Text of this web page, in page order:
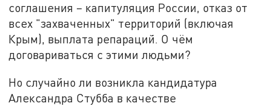
соглашения – капитуляция России, отказ от
всех "захваченных" территорий (включая
Крым), выплата репараций. О чём
договариваться с этими людьми?
Но случайно ли возникла кандидатура
Александра Стубба в качестве